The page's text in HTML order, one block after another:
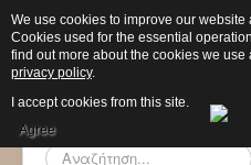
Αναζήτηση...
We use cookies to improve our
Cookies used for the essential
find out more about the cookies we
privacy policy.
I accept cookies from this site.
Agree